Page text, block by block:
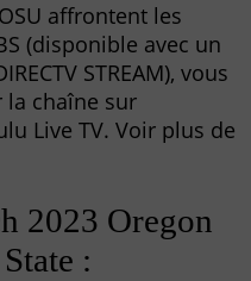
affrontent les
(disponible avec un
STREAM), vous
la chaîne sur
Live TV. Voir plus de
2023 Oregon
: